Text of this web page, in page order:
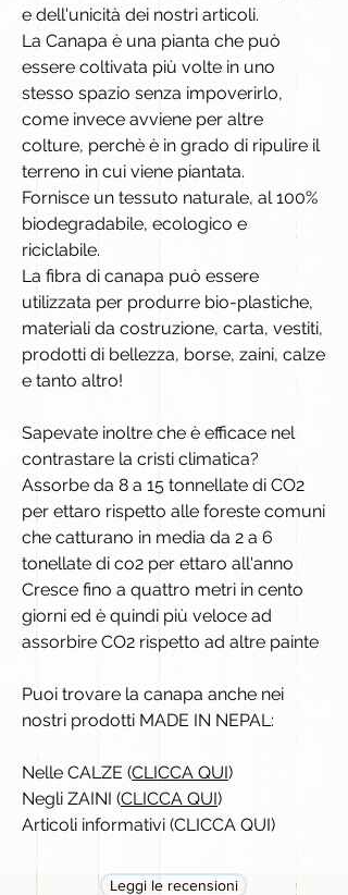
e dell'unicità dei nostri articoli.
La Canapa è una pianta che può
essere coltivata più volte in uno
stesso spazio senza impoverirlo,
come invece avviene per altre
colture, perchè è in grado di ripulire il
terreno in cui viene piantata.
Fornisce un tessuto naturale, al 100%
biodegradabile, ecologico e
riciclabile.
La fibra di canapa può essere
utilizzata per produrre bio-plastiche,
materiali da costruzione, carta, vestiti,
prodotti di bellezza, borse, zaini, calze
e tanto altro!
Sapevate inoltre che è efficace nel
contrastare la cristi climatica?
Assorbe da 8 a 15 tonnellate di CO2
per ettaro rispetto alle foreste comuni
che catturano in media da 2 a 6
tonellate di co2 per ettaro all'anno
Cresce fino a quattro metri in cento
giorni ed è quindi più veloce ad
assorbire CO2 rispetto ad altre painte
Puoi trovare la canapa anche nei
nostri prodotti MADE IN NEPAL:
Nelle CALZE (CLICCA QUI)
Negli ZAINI (CLICCA QUI)
Articoli informativi (CLICCA QUI)
Leggi le recensioni